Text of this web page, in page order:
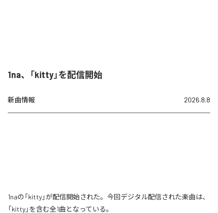
1na、「kitty」を配信開始
新曲情報 2026.8.8
1naの「kitty」が配信開始された。今回デジタル配信された楽曲は、
「kitty」を含む全1曲となっている。